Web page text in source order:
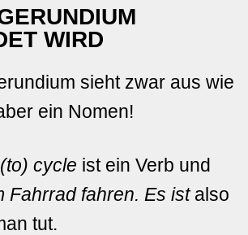
WIRD
sieht zwar aus wie
ein Nomen!
(to) cycle ist ein Verb und
Fahrrad fahren. Es ist also
tut.